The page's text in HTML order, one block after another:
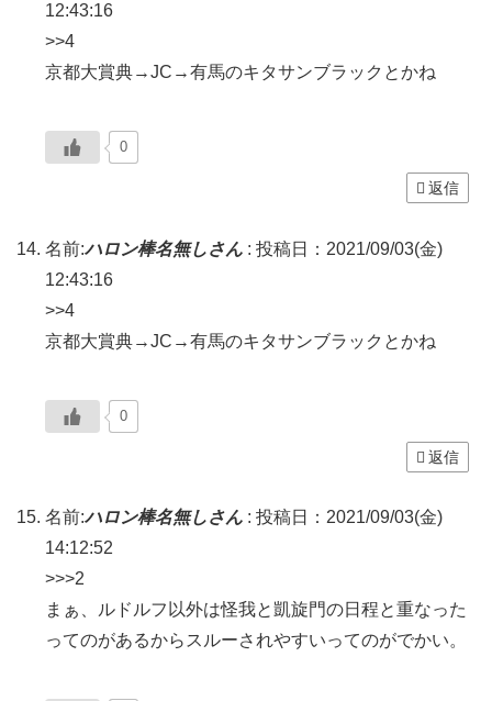
12:43:16
>>4
京都大賞典→JC→有馬のキタサンブラックとかね
0
返信
名前:ハロン棒名無しさん : 投稿日：2021/09/03(金)
12:43:16
>>4
京都大賞典→JC→有馬のキタサンブラックとかね
0
返信
名前:ハロン棒名無しさん : 投稿日：2021/09/03(金)
14:12:52
>>>2
まぁ、ルドルフ以外は怪我と凱旋門の日程と重なった
ってのがあるからスルーされやすいってのがでかい。